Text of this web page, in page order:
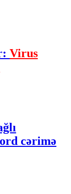
Virus
cərimə